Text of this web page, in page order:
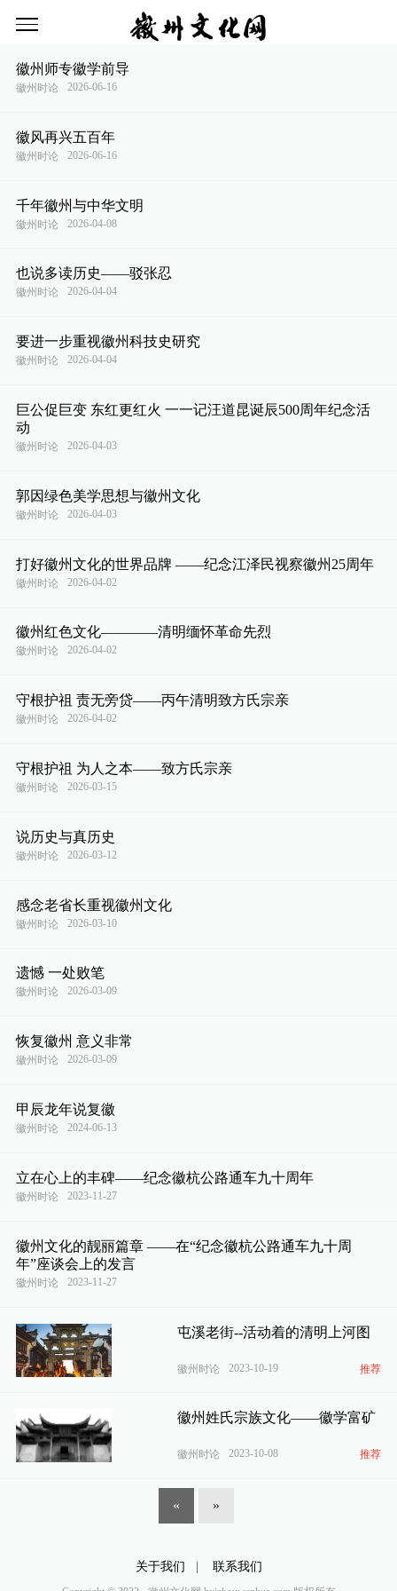
徽州师专徽学前导
徽州时论 2026-06-16
徽风再兴五百年
徽州时论 2026-06-16
千年徽州与中华文明
徽州时论 2026-04-08
也说多读历史——驳张忍
徽州时论 2026-04-04
要进一步重视徽州科技史研究
徽州时论 2026-04-04
巨公促巨变 东红更红火 一一记汪道昆诞辰500周年纪念活
动
徽州时论 2026-04-03
郭因绿色美学思想与徽州文化
徽州时论 2026-04-03
打好徽州文化的世界品牌 ——纪念江泽民视察徽州25周年
徽州时论 2026-04-02
徽州红色文化————清明缅怀革命先烈
徽州时论 2026-04-02
守根护祖 责无旁贷——丙午清明致方氏宗亲
徽州时论 2026-04-02
守根护祖 为人之本——致方氏宗亲
徽州时论 2026-03-15
说历史与真历史
徽州时论 2026-03-12
感念老省长重视徽州文化
徽州时论 2026-03-10
遗憾 一处败笔
徽州时论 2026-03-09
恢复徽州 意义非常
徽州时论 2026-03-09
甲辰龙年说复徽
徽州时论 2024-06-13
立在心上的丰碑——纪念徽杭公路通车九十周年
徽州时论 2023-11-27
徽州文化的靓丽篇章 ——在“纪念徽杭公路通车九十周
年”座谈会上的发言
徽州时论 2023-11-27
屯溪老街--活动着的清明上河图
徽州时论 2023-10-19 推荐
徽州姓氏宗族文化——徽学富矿
徽州时论 2023-10-08 推荐
« »
关于我们 联系我们